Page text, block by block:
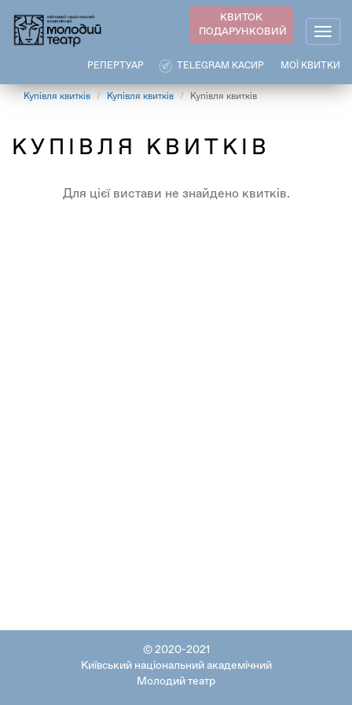
основного
КВИТОК
ПОДАРУНКОВИЙ
МОЇ КВИТКИ
TELEGRAM КАСИР
РЕПЕРТУАР
Купівля квитків Купівля квитків Купівля квитків
КУПІВЛЯ КВИТКІВ
Для цієї вистави не знайдено квитків.
© 2020-2021
Київський національний академічний
Молодий театр